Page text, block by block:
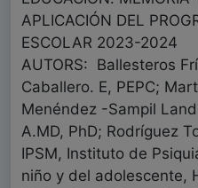
APLICACIÓN DEL
ESCOLAR 2023-2024
AUTORS: Ballesteros
Caballero. E, PEPC;
Menéndez -Sampil
A.MD, PhD; Rodríguez
IPSM, Instituto de
niño y del adolescente,